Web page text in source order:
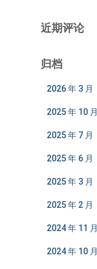
近期评论
归档
2026 年 3 月
2025 年 10 月
2025 年 7 月
2025 年 6 月
2025 年 3 月
2025 年 2 月
2024 年 11 月
2024 年 10 月